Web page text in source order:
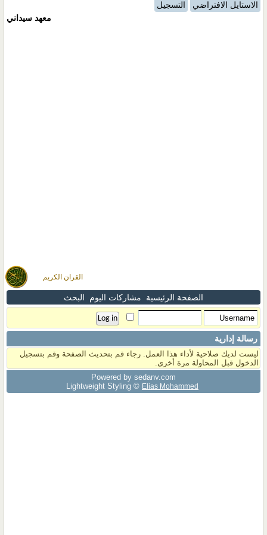
القران الكريم
الاستايل الافتراضي
التسجيل
معهد سيداني
الصفحة الرئيسية مشاركات اليوم البحث
رسالة إدارية
ليست لديك صلاحية لأداء هذا العمل. رجاء قم بتحديث الصفحة وقم بتسجيل
الدخول قبل المحاولة مرة أخرى.
Powered by sedany.com
Lightweight Styling © Elias Mohammed